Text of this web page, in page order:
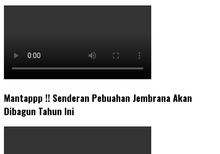
Mantappp !! Senderan Pebuahan Jembrana Akan
Dibagun Tahun Ini